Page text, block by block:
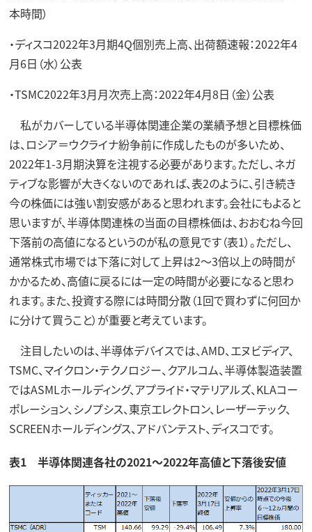
本時間）
・ディスコ2022年3月期4Q個別売上高、出荷額速報：2022年4
月6日（水）公表
・TSMC2022年3月月次売上高：2022年4月8日（金）公表
私がカバーしている半導体関連企業の業績予想と目標株価
は、ロシア＝ウクライナ紛争前に作成したものが多いため、
2022年1-3月期決算を注視する必要があります。ただし、ネガ
ティブな影響が大きくないのであれば、表2のように、引き続き
今の株価には強い割安感があると思われます。会社にもよると
思いますが、半導体関連株の当面の目標株価は、おおむね今回
下落前の高値になるというのが私の意見です（表1）。ただし、
通常株式市場では下落に対して上昇は2～3倍以上の時間が
かかるため、高値に戻るには一定の時間が必要になると思わ
れます。また、投資する際には時間分散（1回で買わずに何回か
に分けて買うこと）が重要と考えています。
注目したいのは、半導体デバイスでは、AMD、エヌビディア、
TSMC、マイクロン・テクノロジー、クアルコム、半導体製造装置
ではASMLホールディング、アプライド・マテリアルズ、KLAコー
ポレーション、シノプシス、東京エレクトロン、レーザーテック、
SCREENホールディングス、アドバンテスト、ディスコです。
表1 半導体関連各社の2021～2022年高値と下落後安値